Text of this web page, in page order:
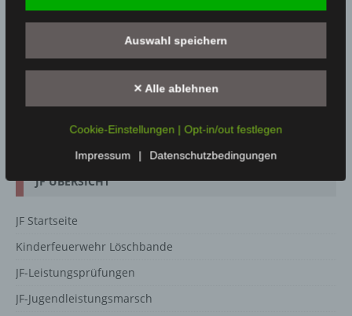
JF ÜBERSICHT
JF Startseite
Kinderfeuerwehr Löschbande
JF-Leistungsprüfungen
JF-Jugendleistungsmarsch
Auswahl speichern
✕ Alle ablehnen
Cookie-Einstellungen | Opt-in/out festlegen
Impressum | Datenschutzbedingungen